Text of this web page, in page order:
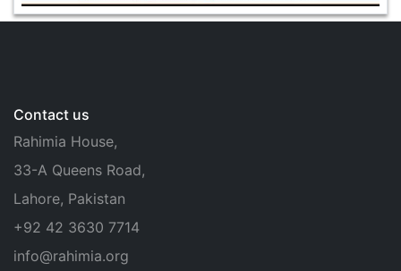
Contact us
Rahimia House,
33-A Queens Road,
Lahore, Pakistan
+92 42 3630 7714
info@rahimia.org